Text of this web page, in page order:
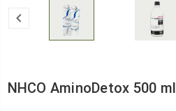
NHCO AminoDetox 500 ml